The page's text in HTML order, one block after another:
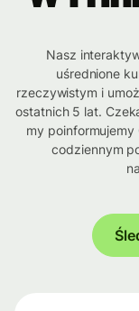
Nasz
uśrednione
rzeczywistym i
ostatnich 5 lat.
my
codziennym